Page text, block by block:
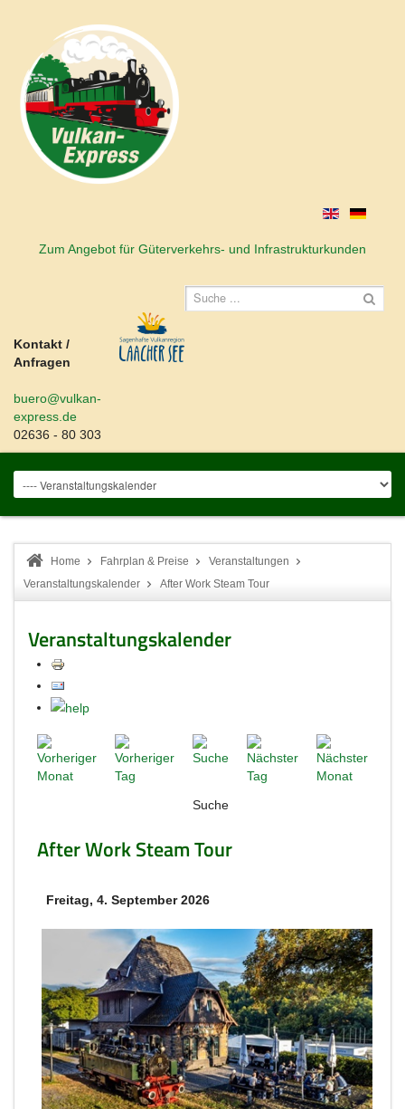
Zum Angebot für Güterverkehrs- und Infrastrukturkunden
Kontakt /
Anfragen
buero@vulkan-
express.de
02636 - 80 303
Home Fahrplan & Preise
Veranstaltungen
Veranstaltungskalender
After Work Steam Tour
Veranstaltungskalender
Suche
After Work Steam Tour
Freitag, 4. September 2026